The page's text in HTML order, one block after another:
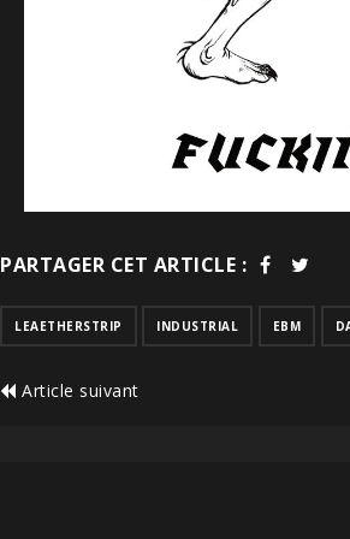
PARTAGER CET ARTICLE :
LEAETHERSTRIP INDUSTRIAL EBM
Article suivant